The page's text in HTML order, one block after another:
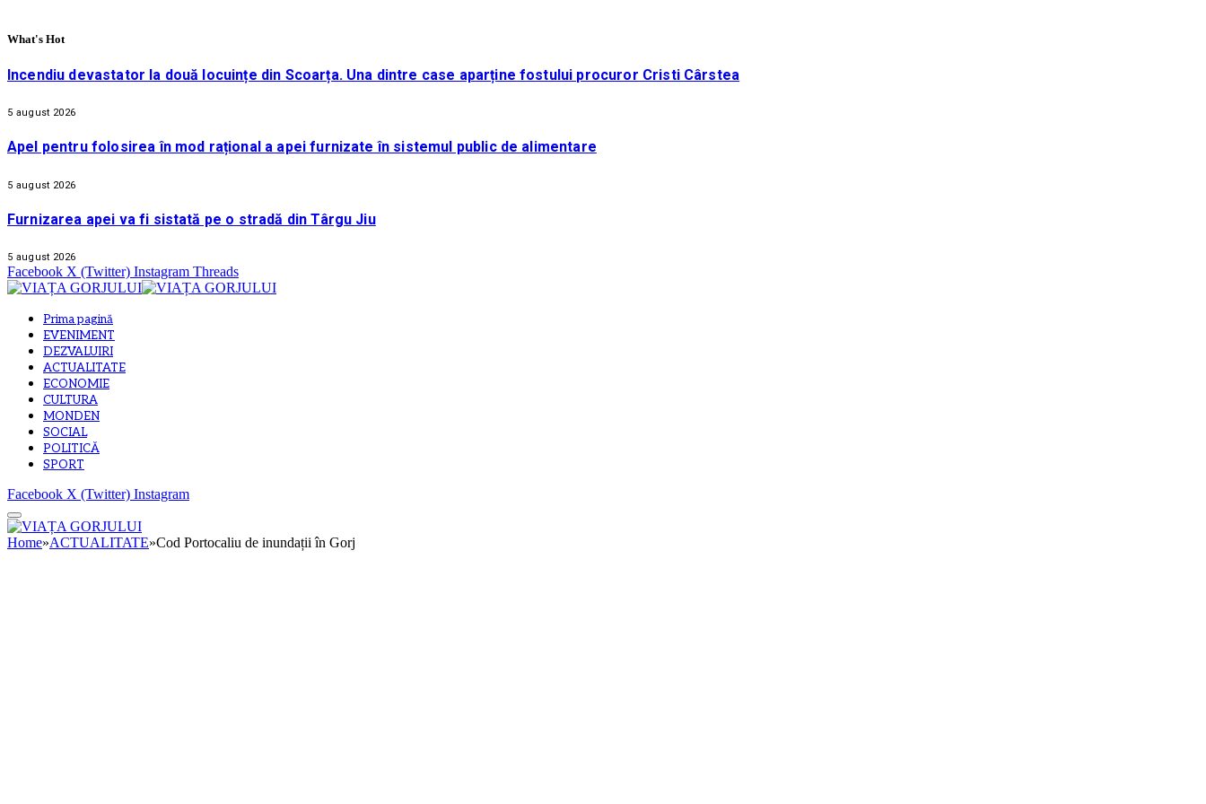
What's Hot
Incendiu devastator la două locuințe din Scoarța. Una dintre case aparține fostului procuror Cristi Cârstea
5 august 2026
Apel pentru folosirea în mod rațional a apei furnizate în sistemul public de alimentare
5 august 2026
Furnizarea apei va fi sistată pe o stradă din Târgu Jiu
5 august 2026
Facebook X (Twitter) Instagram Threads
Prima pagină
EVENIMENT
DEZVALUIRI
ACTUALITATE
ECONOMIE
CULTURA
MONDEN
SOCIAL
POLITICĂ
SPORT
Facebook X (Twitter) Instagram
Home»ACTUALITATE»Cod Portocaliu de inundații în Gorj